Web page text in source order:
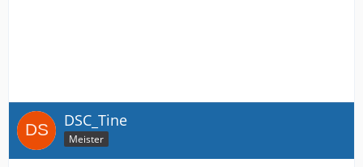
DSC_Tine
Meister